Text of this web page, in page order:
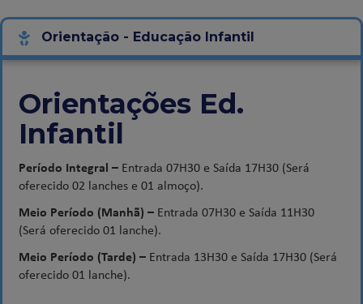
Orientação - Educação Infantil
Orientações Ed.
Infantil
Período Integral – Entrada 07H30 e Saída 17H30 (Será
oferecido 02 lanches e 01 almoço).
Meio Período (Manhã) – Entrada 07H30 e Saída 11H30
(Será oferecido 01 lanche).
Meio Período (Tarde) – Entrada 13H30 e Saída 17H30 (Será
oferecido 01 lanche).